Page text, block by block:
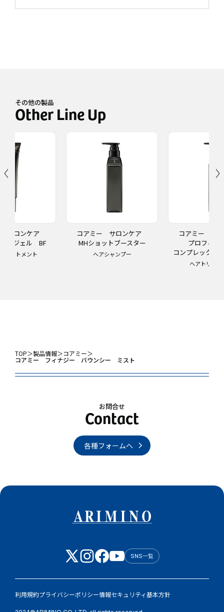
その他の製品
サロンケア
ー ジェル BF
リートメント
コアミー サロンケア
MHショットブースター
ヘアシャンプー
コアミー サ
プロフィ
コンプレックス
ヘアトリー
TOP＞製品情報＞コアミー＞
コアミー フィナジー バウンシー ミスト
お問合せ
各種フォームへ
SNS一覧
利用規約プライバシーポリシー情報セキュリティ基本方針